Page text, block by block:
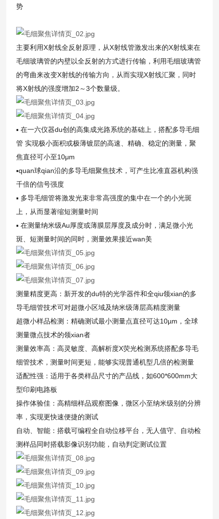
势
主要利用X射线全反射原理，从X射线管激发出来的X射线束在
毛细玻璃管的内壁以全反射的方式进行传输，利用毛细玻璃管
的弯曲来改变X射线的传输方向，从而实现X射线汇聚，同时
将X射线的强度增加2～3个数量级。
▪ 在一六仪器du创的高集成光路系统的基础上，搭配多导毛细
管 实现极小面积或极薄镀层的高速、精确、稳定的测量，聚
焦直径可小至10μm
▪quan球qian沿的多导毛细聚焦技术，可产生比准直器机构强
千倍的信号强度
▪ 多导毛细管将激发光束非常高强度的集中在一个的小光斑
上，从而显著缩短测量时间
▪ 在测量纳米级Au厚度或薄膜层厚度及成分时，满足微小光
斑、短测量时间的同时，测量效果接近wan美
测量精度更高：新开发的du特的光学器件和全qiu领xian的多
导毛细管技术可对超微小区域及纳米级薄层高精度测量
超微小样品检测：精确测试最小测量点直径可达10µm，全球
测量微点技术的领xian者
测量效率高：高灵敏度、高解析度X荧光检测系统搭配多导毛
细管技术，测量时间更短，能够实现普通机型几倍的检测量
适配性强：适用于各类样品尺寸的产品线，如600*600mm大
型印刷电路板
操作体验佳：高精细样品观察图像，微区小至纳米级别的分辨
率，实现更快速便捷的测试
自动、智能：搭载可编程全自动位移平台，无人值守、自动检
测样品同时搭载影像识别功能，自动判定测试位置